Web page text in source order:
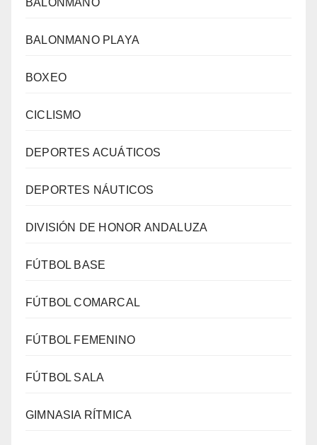
BALONMANO PLAYA
BOXEO
CICLISMO
DEPORTES ACUÁTICOS
DEPORTES NÁUTICOS
DIVISIÓN DE HONOR ANDALUZA
FÚTBOL BASE
FÚTBOL COMARCAL
FÚTBOL FEMENINO
FÚTBOL SALA
GIMNASIA RÍTMICA